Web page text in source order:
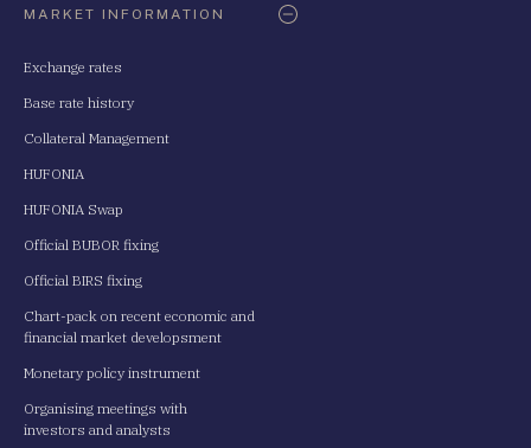
MARKET INFORMATION
Exchange rates
Base rate history
Collateral Management
HUFONIA
HUFONIA Swap
Official BUBOR fixing
Official BIRS fixing
Chart-pack on recent economic and
financial market developsment
Monetary policy instrument
Organising meetings with
investors and analysts